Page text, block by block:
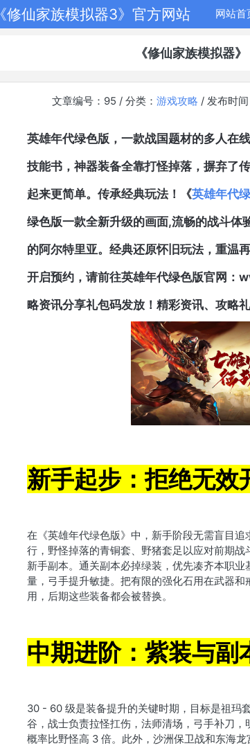
《修仙家族模拟器3》官方网站 网站首
《修仙家族模拟器
文章编号：95 / 分类：游戏攻略 / 发布时
英雄年代绿色版，一款战国题材的多人在
技能书，神器装备全靠打怪掉落，摒弃了
起来更简单。传承经典玩法！《英雄年代
绿色版一款全新升级的画面,流畅的战斗体
的阿尔特里亚。经典还原怀旧玩法，重温
开启预约，请前往英雄年代绿色版官网
略资讯分享礼包码发放！精彩资讯、攻略
新手起步：拒绝无效
在《英雄年代绿色版》中，新手阶段无需盲目
行，野怪掉落的青铜套、野猪套足以应对前期
新手副本。通关副本必掉绿装，优先凑齐本职
量，弓手提升敏捷。把有限的强化石用在武器
用，后期这些装备都会被替换。
中期进阶：紫装与副
30 - 60 级是装备提升的关键时期，目标是祖玛
谷，战士负责拉怪扛伤，法师清场，弓手补刀
概率比野怪高 3 倍。此外，沙洲保卫战和东海